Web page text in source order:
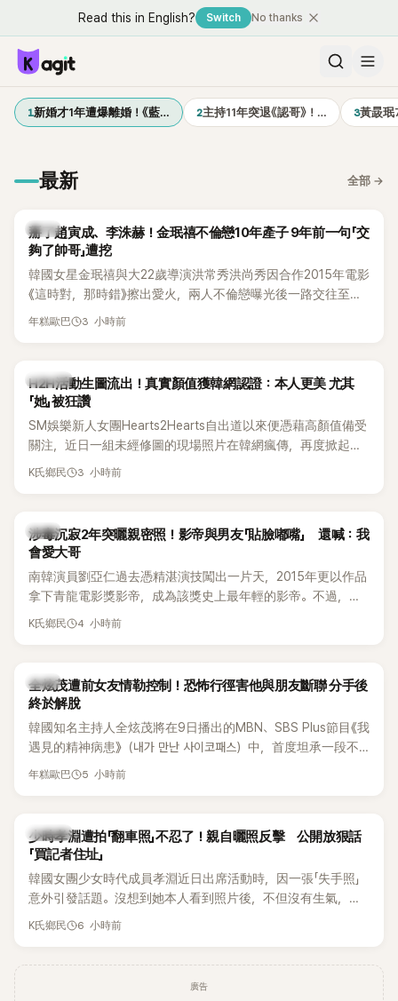
Read this in English? Switch No thanks
1新婚才1年遭爆離婚！《藍… 2主持11年突退《認哥》！… 3黃晸
最新 全部 →
韓星
掰了趙寅成、李洙赫！金珉禧不倫戀10年產子 9年前一句「交
夠了帥哥」遭挖
韓國女星金珉禧與大22歲導演洪常秀洪尚秀因合作2015年電影
《這時對，那時錯》擦出愛火，兩人不倫戀曝光後一路交往至
今，戀情已持續近10年，並於去年迎來兩人的兒子。金珉禧也
首度以演員身分復出。不過，新片尚未上映，她9年前電影中的
一句台詞卻突然被韓網翻出，意外再度掀起熱議。
年糕歐巴 3 小時前
K-POP
H2H活動生圖流出！真實顏值獲韓網認證：本人更美 尤其
「她」被狂讚
SM娛樂新人女團Hearts2Hearts自出道以來便憑藉高顏值備受
關注，近日一組未經修圖的現場照片在韓網瘋傳，再度掀起熱
烈討論，不少看過本人的網友更直呼：「真人比照片還漂亮！」
K氏鄉民 3 小時前
韓星
涉毒沉寂2年突曬親密照！影帝與男友「貼臉嘟嘴」 還喊：我
會愛大哥
南韓演員劉亞仁過去憑精湛演技闖出一片天，2015年更以作品
拿下青龍電影獎影帝，成為該獎史上最年輕的影帝。不過，他
2023年爆出涉毒風波後，演藝事業受到重創，後續又牽扯與男
K氏鄉民 4 小時前
韓星
全炫茂遭前女友情勒控制！恐怖行徑害他與朋友斷聯 分手後
終於解脫
韓國知名主持人全炫茂將在9日播出的MBN、SBS Plus節目《我
遇見的精神病患》（내가 만난 사이코패스）中，首度坦承一段不
堪回首的戀愛經歷，自爆曾遭前女友過度控制，不僅走到哪都
年糕歐巴 5 小時前
K-POP
少時孝淵遭拍「翻車照」不忍了！親自曬照反擊 公開放狠話
「買記者住址」
韓國女團少女時代成員孝淵近日出席活動時，因一張「失手照」
意外引發話題。沒想到她本人看到照片後，不但沒有生氣，反
而親自把照片放上IG限時動態開玩笑，甚至幽默喊話要「買記者
K氏鄉民 6 小時前
廣告